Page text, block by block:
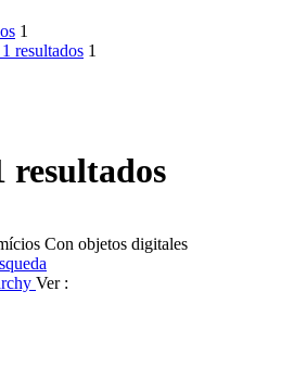
1
1 resultados 1
resultados
Con objetos digitales
Ver :